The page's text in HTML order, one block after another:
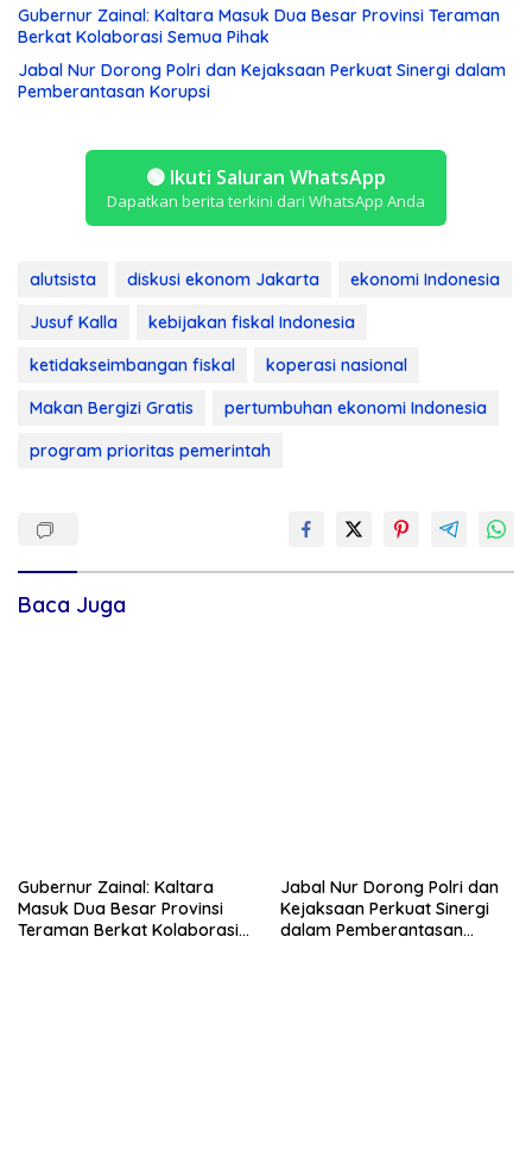
Gubernur Zainal: Kaltara Masuk Dua Besar Provinsi Teraman
Berkat Kolaborasi Semua Pihak
Jabal Nur Dorong Polri dan Kejaksaan Perkuat Sinergi dalam
Pemberantasan Korupsi
🟢 Ikuti Saluran WhatsApp
Dapatkan berita terkini dari WhatsApp Anda
alutsista diskusi ekonom Jakarta
ekonomi Indonesia
Jusuf Kalla
kebijakan fiskal Indonesia
ketidakseimbangan fiskal
koperasi nasional
Makan Bergizi Gratis
pertumbuhan ekonomi Indonesia
program prioritas pemerintah
Baca Juga
Gubernur Zainal: Kaltara
Masuk Dua Besar Provinsi
Teraman Berkat Kolaborasi
Jabal Nur Dorong Polri dan
Kejaksaan Perkuat Sinergi
dalam Pemberantasan